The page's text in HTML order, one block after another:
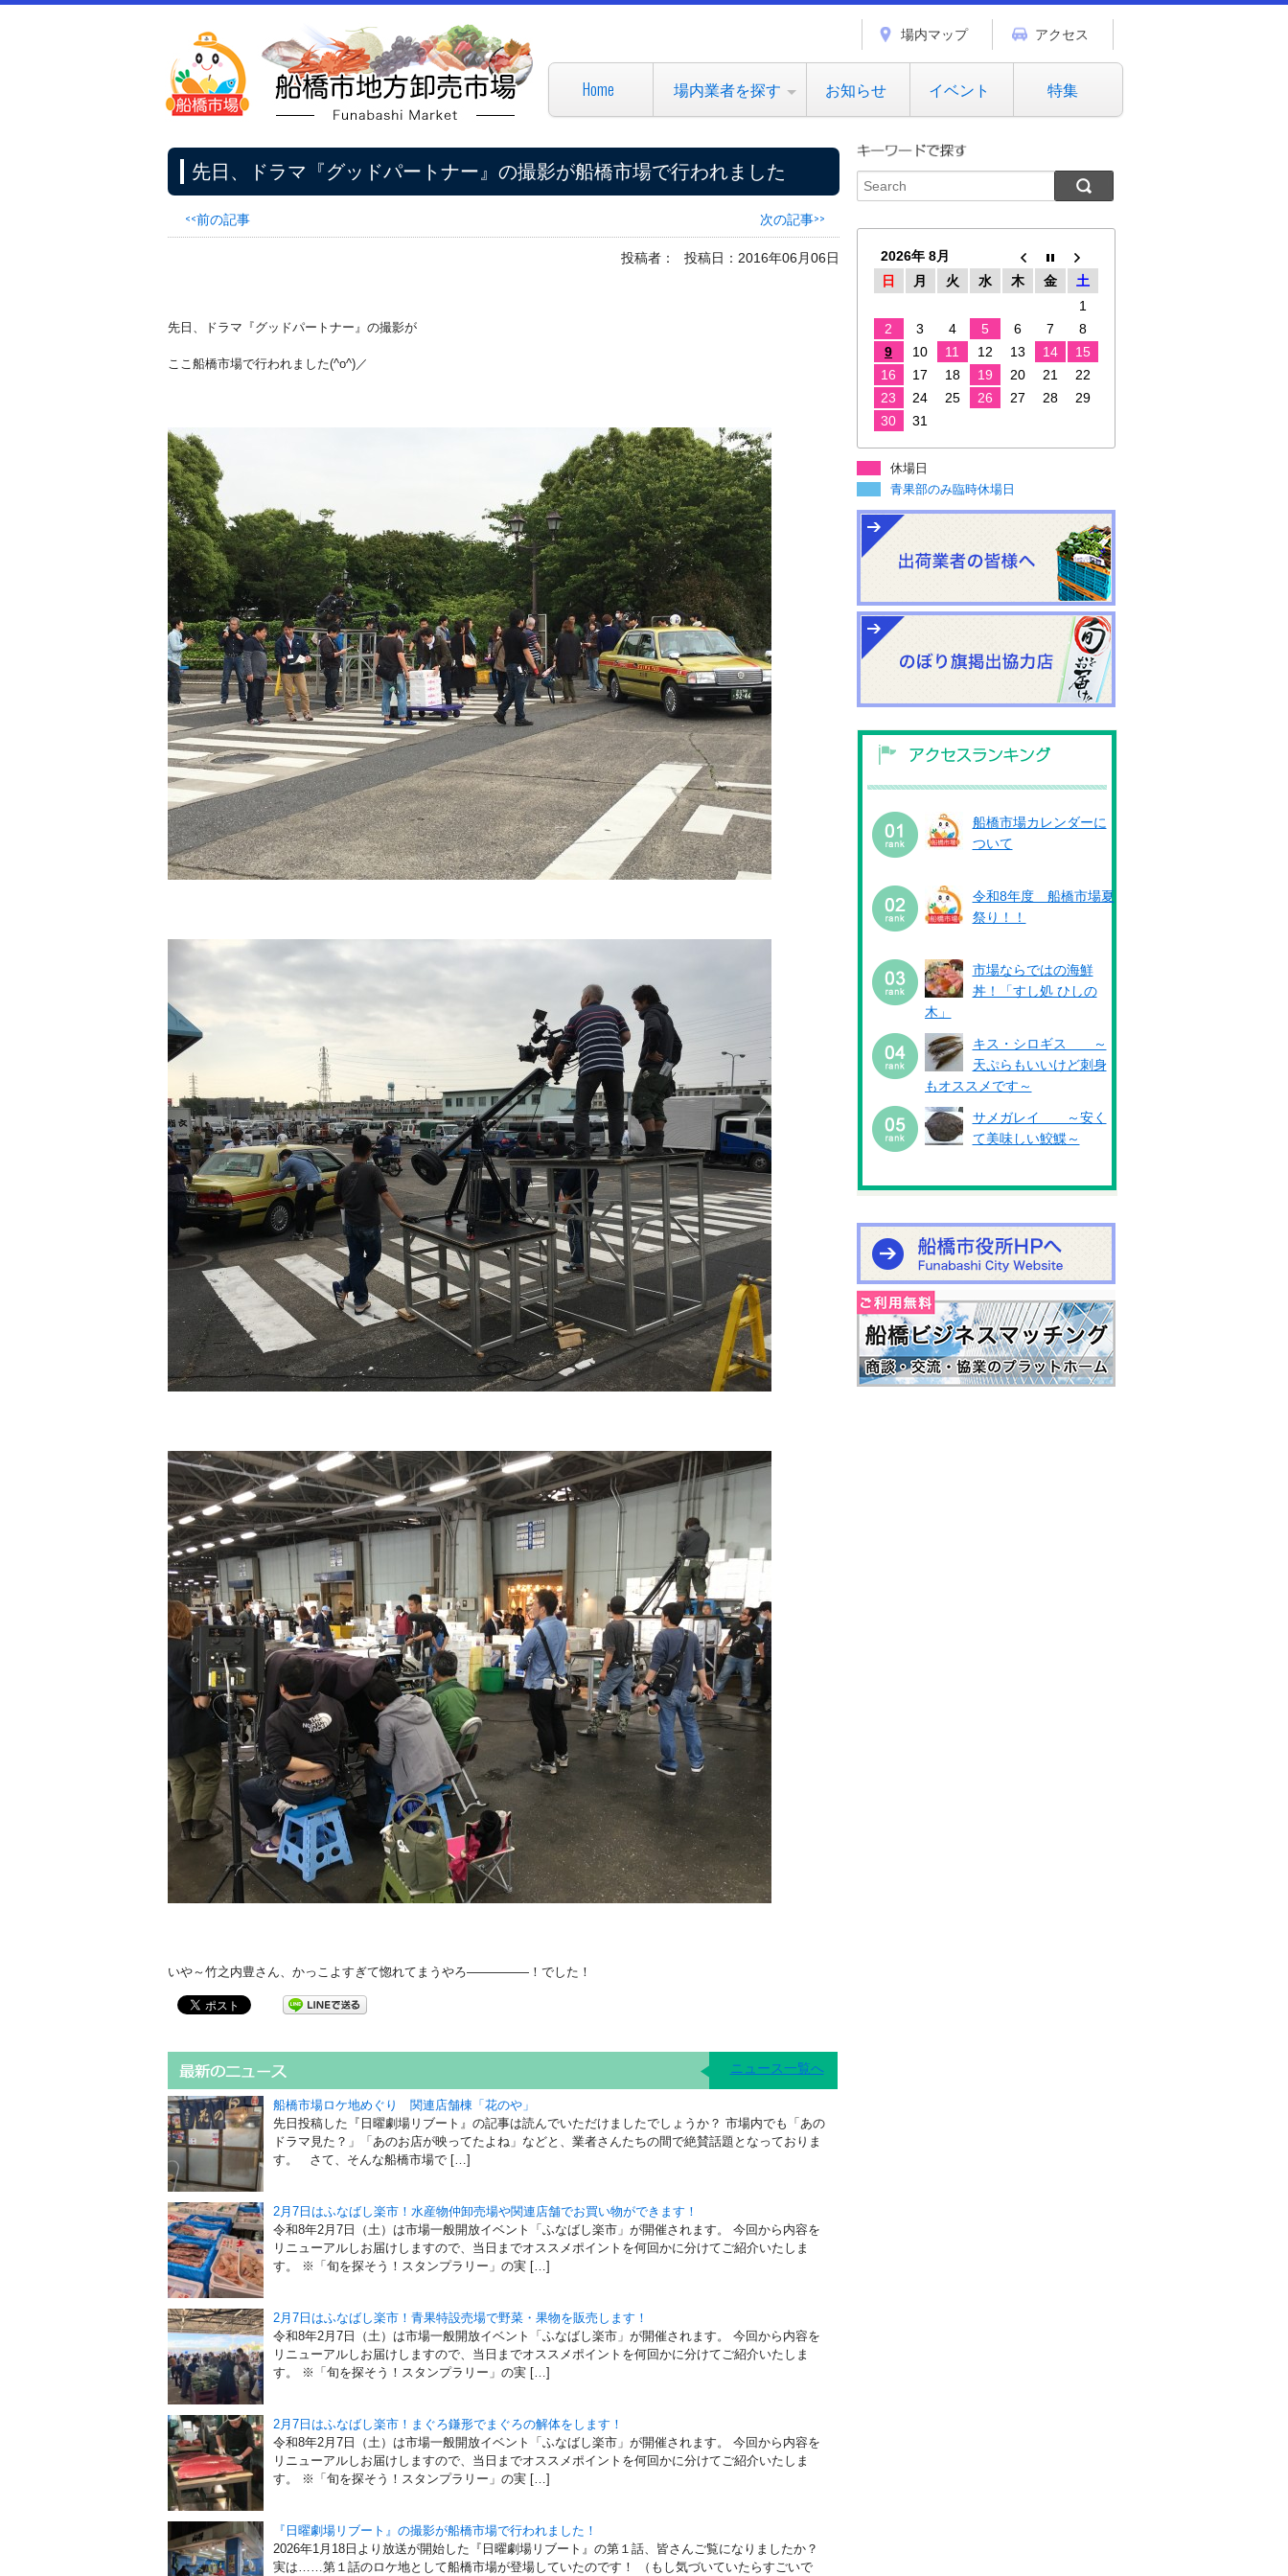
場内マップ アクセス
Home 場内業者を探す お知らせ イベント 特集
先日、ドラマ『グッドパートナー』の撮影が船橋市場で行われました
<<前の記事 次の記事>>
投稿者： 投稿日：2016年06月06日
先日、ドラマ『グッドパートナー』の撮影が
ここ船橋市場で行われました(^o^)／
いや～竹之内豊さん、かっこよすぎて惚れてまうやろ—————！でした！
ニュース一覧へ
船橋市場ロケ地めぐり 関連店舗棟「花のや」
先日投稿した『日曜劇場リブート』の記事は読んでいただけましたでしょうか？ 市場内でも「あの
ドラマ見た？」「あのお店が映ってたよね」などと、業者さんたちの間で絶賛話題となっておりま
す。 さて、そんな船橋市場で […]
2月7日はふなばし楽市！水産物仲卸売場や関連店舗でお買い物ができます！
令和8年2月7日（土）は市場一般開放イベント「ふなばし楽市」が開催されます。 今回から内容を
リニューアルしお届けしますので、当日までオススメポイントを何回かに分けてご紹介いたしま
す。 ※「旬を探そう！スタンプラリー」の実 […]
2月7日はふなばし楽市！青果特設売場で野菜・果物を販売します！
令和8年2月7日（土）は市場一般開放イベント「ふなばし楽市」が開催されます。 今回から内容を
リニューアルしお届けしますので、当日までオススメポイントを何回かに分けてご紹介いたしま
す。 ※「旬を探そう！スタンプラリー」の実 […]
2月7日はふなばし楽市！まぐろ鎌形でまぐろの解体をします！
令和8年2月7日（土）は市場一般開放イベント「ふなばし楽市」が開催されます。 今回から内容を
リニューアルしお届けしますので、当日までオススメポイントを何回かに分けてご紹介いたしま
す。 ※「旬を探そう！スタンプラリー」の実 […]
『日曜劇場リブート』の撮影が船橋市場で行われました！
2026年1月18日より放送が開始した『日曜劇場リブート』の第１話、皆さんご覧になりましたか？
実は……第１話のロケ地として船橋市場が登場していたのです！ （もし気づいていたらすごいで
2026年 8月
日
月 火 水 木 金
土
1
2
3 4 5 6 7
8
9
10 11 12 13 14
15
16
17 18 19 20 21
22
23
24 25 26 27 28
29
30
31
休場日
青果部のみ臨時休場日
船橋市場カレンダーに
ついて
令和8年度 船橋市場夏
祭り！！
市場ならではの海鮮
丼！「すし処 ひしの
木」
キス・シロギス ～
天ぷらもいいけど刺身
もオススメです～
サメガレイ ～安く
て美味しい鮫鰈～